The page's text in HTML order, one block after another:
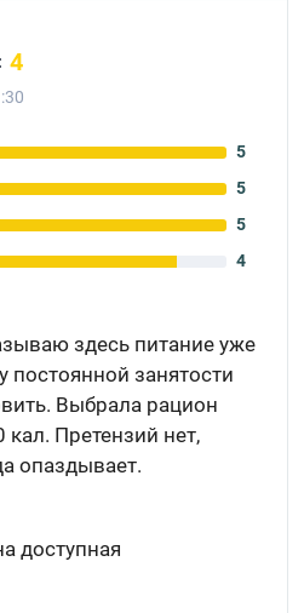
4
5
5
5
4
здесь питание уже
постоянной занятости
Выбрала рацион
кал. Претензий нет,
опаздывает.
доступная